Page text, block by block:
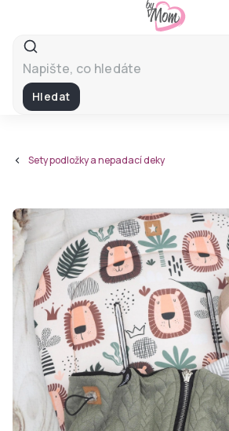
obsah
Hledat
Sety podložky a nepadací deky